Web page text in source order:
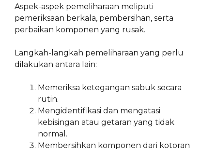
Aspek-aspek pemeliharaan meliputi
pemeriksaan berkala, pembersihan, serta
perbaikan komponen yang rusak.
Langkah-langkah pemeliharaan yang perlu
dilakukan antara lain:
Memeriksa ketegangan sabuk secara
rutin.
Mengidentifikasi dan mengatasi
kebisingan atau getaran yang tidak
normal.
Membersihkan komponen dari kotoran